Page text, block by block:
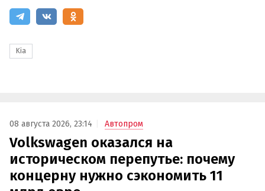
Kia
08 августа 2026, 23:14 Автопром
Volkswagen оказался на
историческом перепутье: почему
концерну нужно сэкономить 11